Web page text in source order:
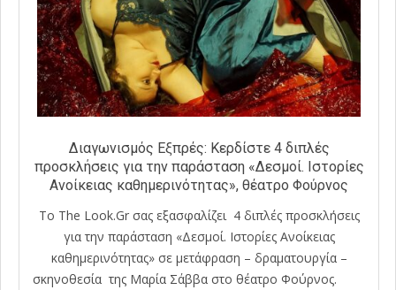
Διαγωνισμός Εξπρές: Κερδίστε 4 διπλές
προσκλήσεις για την παράσταση «Δεσμοί. Ιστορίες
Ανοίκειας καθημερινότητας», θέατρο Φούρνος
Το The Look.Gr σας εξασφαλίζει 4 διπλές προσκλήσεις
για την παράσταση «Δεσμοί. Ιστορίες Ανοίκειας
καθημερινότητας» σε μετάφραση – δραματουργία –
σκηνοθεσία της Μαρία Σάββα στο θέατρο Φούρνος.